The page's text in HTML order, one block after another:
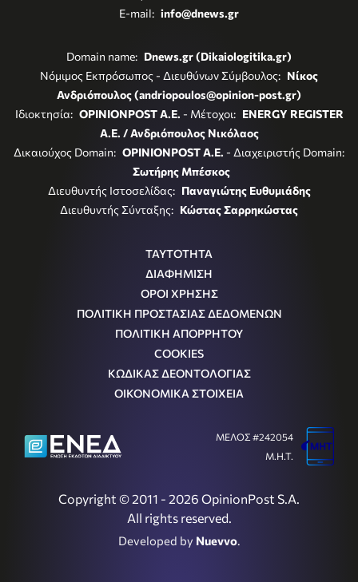
E-mail: info@dnews.gr
Domain name: Dnews.gr (Dikaiologitika.gr)
Νόμιμος Εκπρόσωπος - Διευθύνων Σύμβουλος: Νίκος
Ανδριόπουλος (andriopoulos@opinion-post.gr)
Ιδιοκτησία: OPINIONPOST A.E. - Μέτοχοι: ENERGY REGISTER
Α.Ε. / Ανδριόπουλος Νικόλαος
Δικαιούχος Domain: OPINIONPOST A.E. - Διαχειριστής Domain:
Σωτήρης Μπέσκος
Διευθυντής Ιστοσελίδας: Παναγιώτης Ευθυμιάδης
Διευθυντής Σύνταξης: Κώστας Σαρρηκώστας
ΤΑΥΤΟΤΗΤΑ
ΔΙΑΦΗΜΙΣΗ
ΟΡΟΙ ΧΡΗΣΗΣ
ΠΟΛΙΤΙΚΗ ΠΡΟΣΤΑΣΙΑΣ ΔΕΔΟΜΕΝΩΝ
ΠΟΛΙΤΙΚΗ ΑΠΟΡΡΗΤΟΥ
COOKIES
ΚΩΔΙΚΑΣ ΔΕΟΝΤΟΛΟΓΙΑΣ
ΟΙΚΟΝΟΜΙΚΑ ΣΤΟΙΧΕΙΑ
Copyright © 2011 - 2026 OpinionPost S.A.
All rights reserved.
Developed by Nuevvo.
ΜΕΛΟΣ #242054
Μ.Η.Τ.